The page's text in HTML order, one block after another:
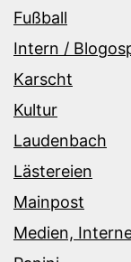
Fußball
Intern /
Karscht
Kultur
Laudenbach
Lästereien
Mainpost
Medien,